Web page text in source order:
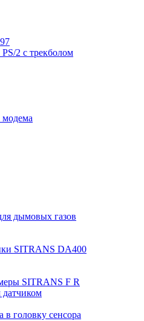
2 с трекболом
модема
дымовых газов
SITRANS DA400
SITRANS F R
головку сенсора